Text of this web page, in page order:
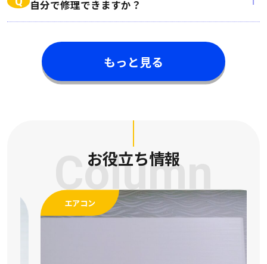
自分で修理できますか？
もっと見る
Column
お役立ち情報
エアコン